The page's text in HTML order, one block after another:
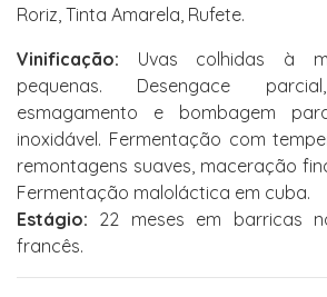
Roriz, Tinta Amarela, Rufete.
Vinificação: Uvas colhidas à
pequenas. Desengace
esmagamento e bombagem
inoxidável. Fermentação com
remontagens suaves, maceração
Fermentação maloláctica em cuba.
Estágio: 22 meses em barricas
francês.